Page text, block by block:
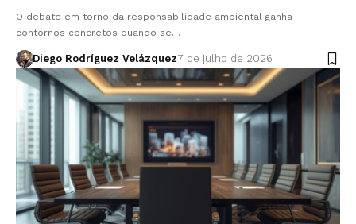
O debate em torno da responsabilidade ambiental ganha
contornos concretos quando se…
Diego Rodríguez Velázquez7 de julho de 2026